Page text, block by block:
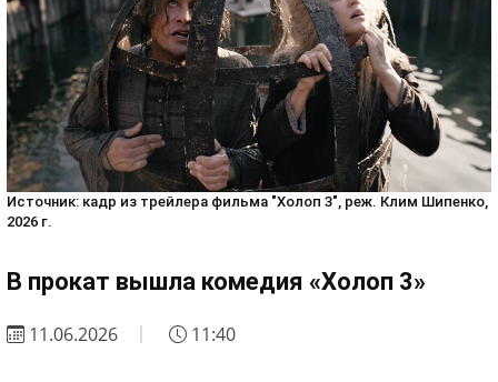
Источник: кадр из трейлера фильма "Холоп 3", реж. Клим Шипенко,
2026 г.
В прокат вышла комедия «Холоп 3»
11.06.2026 11:40